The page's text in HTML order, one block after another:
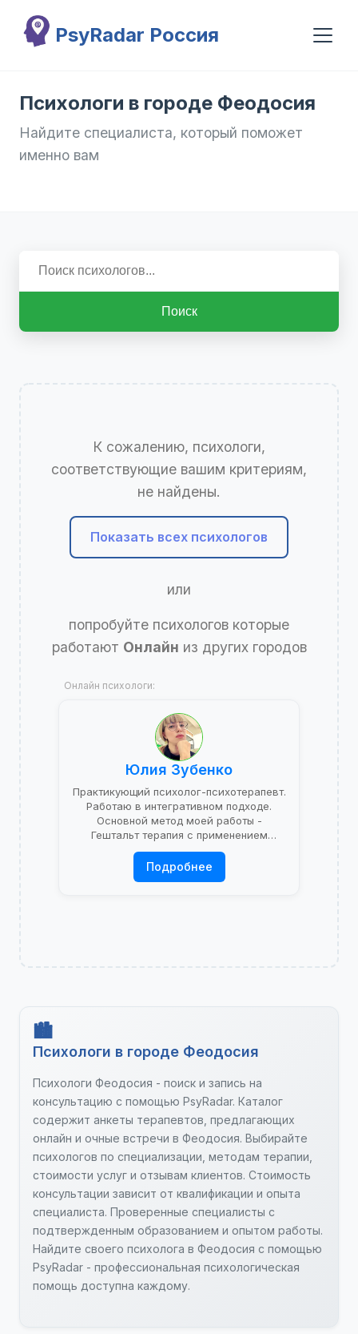
PsyRadar Россия
Психологи в городе Феодосия
Найдите специалиста, который поможет
именно вам
Поиск
К сожалению, психологи,
соответствующие вашим критериям,
не найдены.
Показать всех психологов
или
попробуйте психологов которые
работают Онлайн из других городов
Онлайн психологи:
Юлия Зубенко
Практикующий психолог-психотерапевт.
Работаю в интегративном подходе.
Основной метод моей работы -
Гештальт терапия с применением
психоаналитической теории.
Подробнее
Психологи в городе Феодосия
Психологи Феодосия - поиск и запись на
консультацию с помощью PsyRadar. Каталог
содержит анкеты терапевтов, предлагающих
онлайн и очные встречи в Феодосия. Выбирайте
психологов по специализации, методам терапии,
стоимости услуг и отзывам клиентов. Стоимость
консультации зависит от квалификации и опыта
специалиста. Проверенные специалисты с
подтвержденным образованием и опытом работы.
Найдите своего психолога в Феодосия с помощью
PsyRadar - профессиональная психологическая
помощь доступна каждому.